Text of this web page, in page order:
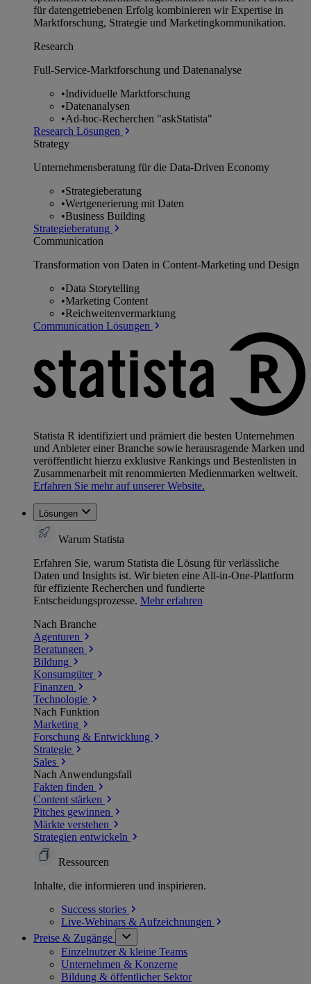
für datengetriebenen Erfolg kombinieren wir Expertise in
Marktforschung, Strategie und Marketingkommunikation.
Research
Full-Service-Marktforschung und Datenanalyse
•Individuelle Marktforschung
•Datenanalysen
•Ad-hoc-Recherchen "askStatista"
Research Lösungen
Strategy
Unternehmens­beratung für die Data-Driven Economy
•Strategieberatung
•Wertgenerierung mit Daten
•Business Building
Strategieberatung
Communication
Transformation von Daten in Content-Marketing und Design
•Data Storytelling
•Marketing Content
•Reichweitenvermarktung
Communication Lösungen
Statista R identifiziert und prämiert die besten Unternehmen
und Anbieter einer Branche sowie herausragende Marken und
veröffentlicht hierzu exklusive Rankings und Bestenlisten in
Zusammenarbeit mit renommierten Medienmarken weltweit.
Erfahren Sie mehr auf unserer Website.
Lösungen
Warum Statista
Erfahren Sie, warum Statista die Lösung für verlässliche
Daten und Insights ist. Wir bieten eine All-in-One-Plattform
für effiziente Recherchen und fundierte
Entscheidungsprozesse. Mehr erfahren
Nach Branche
Agenturen
Beratungen
Bildung
Konsumgüter
Finanzen
Technologie
Nach Funktion
Marketing
Forschung & Entwicklung
Strategie
Sales
Nach Anwendungsfall
Fakten finden
Content stärken
Pitches gewinnen
Märkte verstehen
Strategien entwickeln
Ressourcen
Inhalte, die informieren und inspirieren.
Success stories
Live-Webinars & Aufzeichnungen
Preise & Zugänge
Einzelnutzer & kleine Teams
Unternehmen & Konzerne
Bildung & öffentlicher Sektor